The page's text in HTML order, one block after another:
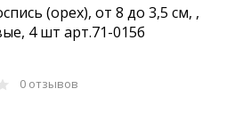
(орех), от 8 до 3,5 см, ,
4 шт арт.71-015б
0 отзывов